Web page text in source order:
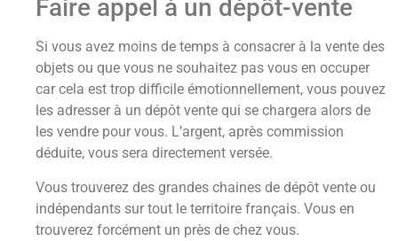
Faire appel à un dépôt-vente
Si vous avez moins de temps à consacrer à la vente des
objets ou que vous ne souhaitez pas vous en occuper
car cela est trop difficile émotionnellement, vous pouvez
les adresser à un dépôt vente qui se chargera alors de
les vendre pour vous. L’argent, après commission
déduite, vous sera directement versée.
Vous trouverez des grandes chaines de dépôt vente ou
indépendants sur tout le territoire français. Vous en
trouverez forcément un près de chez vous.